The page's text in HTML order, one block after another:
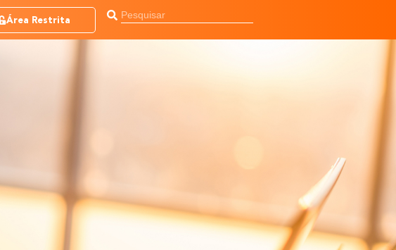
Área Restrita